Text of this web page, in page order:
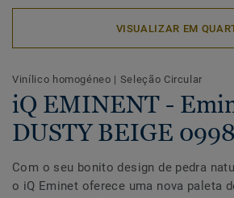
VISUALIZAR EM
Vinílico homogéneo | Seleção Circular
iQ EMINENT -
DUSTY BEIGE 0998
Com o seu bonito design de pedra
o iQ Eminet oferece uma nova paleta